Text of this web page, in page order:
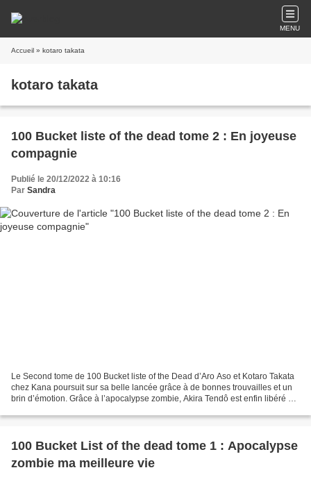
MENU
Accueil » kotaro takata
kotaro takata
100 Bucket liste of the dead tome 2 : En joyeuse
compagnie
Publié le 20/12/2022 à 10:16
Par Sandra
Le Second tome de 100 Bucket liste of the Dead d’Aro Aso et Kotaro Takata
chez Kana poursuit sur sa belle lancée grâce à de bonnes trouvailles et un
brin d’émotion. Grâce à l’apocalypse zombie, Akira Tendô est enfin libéré de
100 Bucket List of the dead tome 1 : Apocalypse
zombie ma meilleure vie